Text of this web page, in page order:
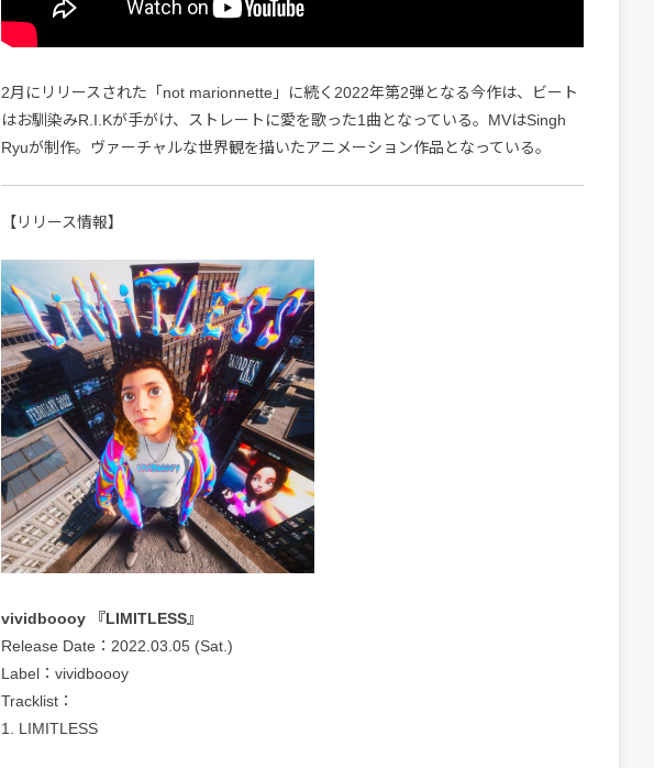
2月にリリースされた「not marionnette」に続く2022年第2弾となる今作は、ビート
はお馴染みR.I.Kが手がけ、ストレートに愛を歌った1曲となっている。MVはSingh
Ryuが制作。ヴァーチャルな世界観を描いたアニメーション作品となっている。
【リリース情報】
vividboooy 『LIMITLESS』
Release Date：2022.03.05 (Sat.)
Label：vividboooy
Tracklist：
1. LIMITLESS